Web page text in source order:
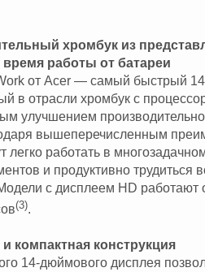
хромбук из
работы от батареи
от Acer — самый быстрый
в отрасли хромбук с
улучшением
вышеперечисленным
легко работать в
и продуктивно трудиться
с дисплеем HD работают
(3).
компактная конструкция
14-дюймового дисплея